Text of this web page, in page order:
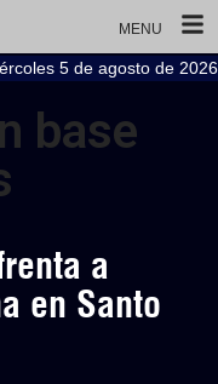
MENU
5 de agosto de 2026
base
a
en Santo